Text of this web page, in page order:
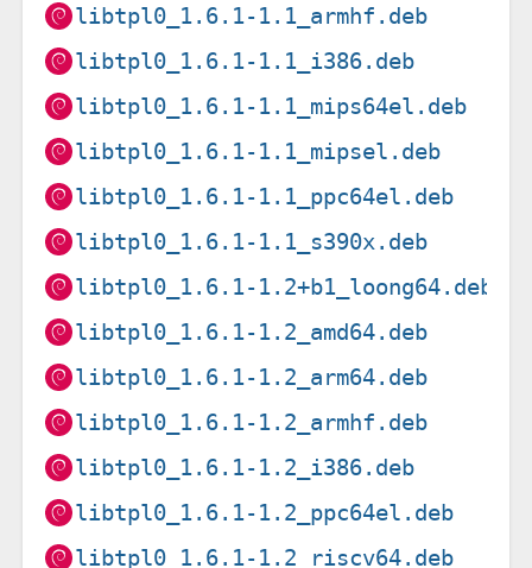
libtpl0_1.6.1-1.1_armhf.deb
libtpl0_1.6.1-1.1_i386.deb
libtpl0_1.6.1-1.1_mips64el.deb
libtpl0_1.6.1-1.1_mipsel.deb
libtpl0_1.6.1-1.1_ppc64el.deb
libtpl0_1.6.1-1.1_s390x.deb
libtpl0_1.6.1-1.2+b1_loong64.deb
libtpl0_1.6.1-1.2_amd64.deb
libtpl0_1.6.1-1.2_arm64.deb
libtpl0_1.6.1-1.2_armhf.deb
libtpl0_1.6.1-1.2_i386.deb
libtpl0_1.6.1-1.2_ppc64el.deb
libtpl0_1.6.1-1.2_riscv64.deb